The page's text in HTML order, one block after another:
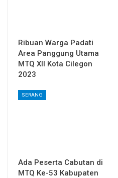
Ribuan Warga Padati
Area Panggung Utama
MTQ XII Kota Cilegon
2023
SERANG
Ada Peserta Cabutan di
MTQ Ke-53 Kabupaten